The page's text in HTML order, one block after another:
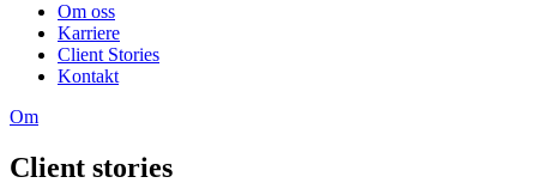
Om oss
Karriere
Client Stories
Kontakt
Om
Client stories